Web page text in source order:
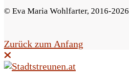
d
© Eva Maria Wohlfarter, 2016-2026
Zurück zum Anfang